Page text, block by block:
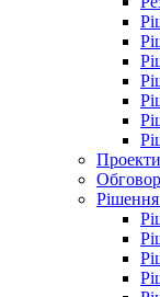
Проекти
Рішення